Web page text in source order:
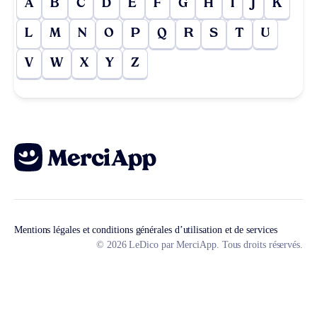
A B C D E F G H I J K
L M N O P Q R S T U
V W X Y Z
Mentions légales et conditions générales d’utilisation et de services
© 2026 LeDico par MerciApp. Tous droits réservés.